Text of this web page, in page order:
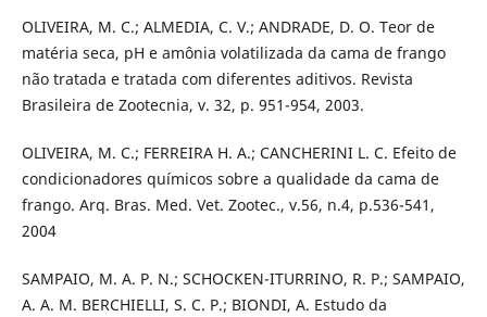
OLIVEIRA, M. C.; ALMEDIA, C. V.; ANDRADE, D. O. Teor de
matéria seca, pH e amônia volatilizada da cama de frango
não tratada e tratada com diferentes aditivos. Revista
Brasileira de Zootecnia, v. 32, p. 951-954, 2003.
OLIVEIRA, M. C.; FERREIRA H. A.; CANCHERINI L. C. Efeito de
condicionadores químicos sobre a qualidade da cama de
frango. Arq. Bras. Med. Vet. Zootec., v.56, n.4, p.536-541,
2004
SAMPAIO, M. A. P. N.; SCHOCKEN-ITURRINO, R. P.; SAMPAIO,
A. A. M. BERCHIELLI, S. C. P.; BIONDI, A. Estudo da